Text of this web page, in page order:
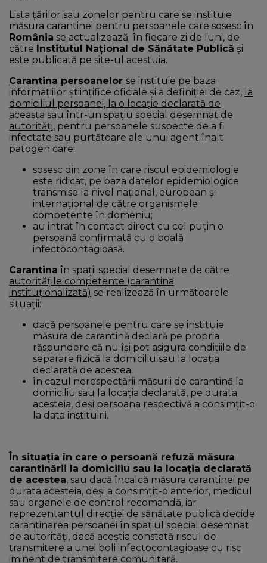
Lista ţărilor sau zonelor pentru care se instituie
măsura carantinei pentru persoanele care sosesc în
România se actualizează în fiecare zi de luni, de
către Institutul Naţional de Sănătate Publică şi
este publicată pe site-ul acestuia.
Carantina persoanelor se instituie pe baza
informațiilor științifice oficiale și a definiției de caz, la
domiciliul persoanei, la o locație declarată de
aceasta sau într-un spațiu special desemnat de
autorități, pentru persoanele suspecte de a fi
infectate sau purtătoare ale unui agent înalt
patogen care:
sosesc din zone în care riscul epidemiologie
este ridicat, pe baza datelor epidemiologice
transmise la nivel național, european și
internațional de către organismele
competente în domeniu;
au intrat în contact direct cu cel puțin o
persoană confirmată cu o boală
infectocontagioasă.
Carantina în spații special desemnate de către
autoritățile competente (carantina
instituționalizată) se realizează în următoarele
situații:
dacă persoanele pentru care se instituie
măsura de carantină declară pe propria
răspundere că nu își pot asigura condițiile de
separare fizică la domiciliu sau la locația
declarată de acestea;
în cazul nerespectării măsurii de carantină la
domiciliu sau la locația declarată, pe durata
acesteia, deși persoana respectivă a consimțit-o
la data instituirii.
În situația în care o persoană refuză măsura
carantinării la domiciliu sau la locația declarată
de acestea, sau dacă încalcă măsura carantinei pe
durata acesteia, deși a consimțit-o anterior, medicul
sau organele de control recomandă, iar
reprezentantul direcției de sănătate publică decide
carantinarea persoanei în spațiul special desemnat
de autorități, dacă aceștia constată riscul de
transmitere a unei boli infectocontagioase cu risc
iminent de transmitere comunitară.